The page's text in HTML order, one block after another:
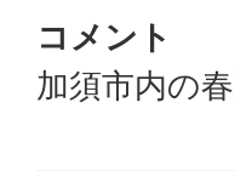
コメント
加須市内の